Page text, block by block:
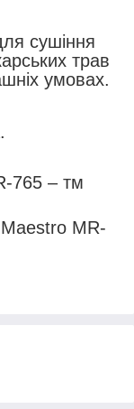
сушіння
трав
умовах.
765 – тм
Maestro MR-